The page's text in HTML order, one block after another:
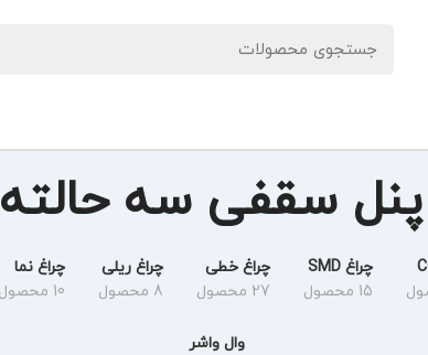
پنل سقفی سه حالته
چراغ SMD
15 محصول
چراغ خطی
27 محصول
چراغ ریلی
8 محصول
چراغ نما
10 محصول
وال واشر